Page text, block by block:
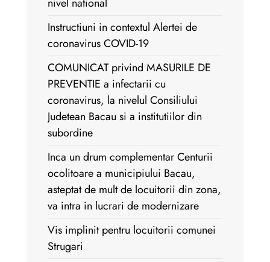
Instructiuni in contextul Alertei de
coronavirus COVID-19
COMUNICAT privind MASURILE DE
PREVENTIE a infectarii cu
coronavirus, la nivelul Consiliului
Judetean Bacau si a institutiilor din
subordine
Inca un drum complementar Centurii
ocolitoare a municipiului Bacau,
asteptat de mult de locuitorii din zona,
va intra in lucrari de modernizare
Vis implinit pentru locuitorii comunei
Strugari